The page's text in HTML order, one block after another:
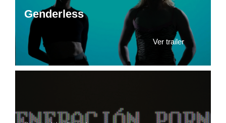
Genderless
Ver trailer